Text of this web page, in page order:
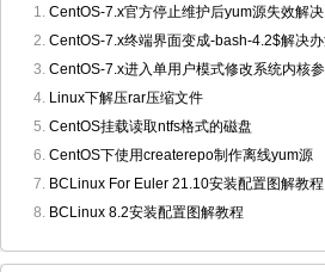
CentOS-7.x官方停止维护后yum源失效解
CentOS-7.x终端界面变成-bash-4.2$解决
CentOS-7.x进入单用户模式修改系统内核
Linux下解压rar压缩文件
CentOS挂载读取ntfs格式的磁盘
CentOS下使用createrepo制作离线yum源
BCLinux For Euler 21.10安装配置图解教程
BCLinux 8.2安装配置图解教程